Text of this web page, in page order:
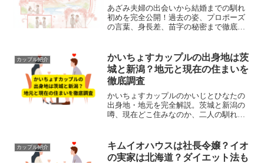
あざみ夫婦の出会いから結婚までの馴れ
初めを完全公開！過去の姿、プロポーズ
の言葉、身長差、苗字の秘密まで徹底解
カップル紹介
かいちょすカップルの出身地は茨
城と新潟？地元と現在の住まいを
徹底調査
かいちょすカップルのかいじとひなたの
出身地・地元を完全解説。茨城と新潟の
噂、現在どこ住みなのか、二人の馴れ初
カップル紹介
キムイオハウスは社長令嬢？イオ
の実家は北海道？ダイエット法も